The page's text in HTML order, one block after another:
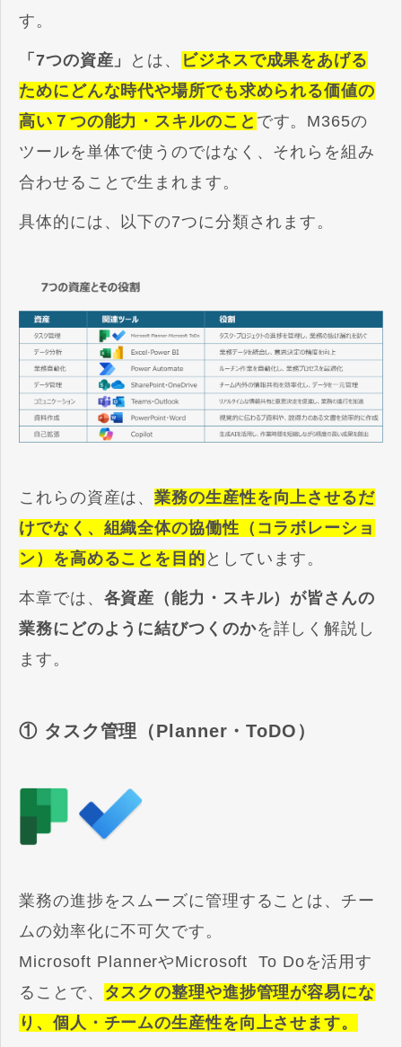
す。
「7つの資産」 とは、
ビジネスで成果をあげる
ためにどんな時代や場所でも求められる価値の
高い７つの能力・スキルのこと です。 M365の
ツールを単体で使うのではなく、それらを組み
合わせることで生まれます 。
具体的には、以下の7つに分類されます。
これらの資産は、業務の生産性を向上させるだ
けでなく、組織全体の協働性（コラボレーショ
ン）を高めることを目的 としています。
本章では、 各資産（能力・スキル）が皆さんの
業務にどのように結びつくのかを詳しく解説し
ます。
① タスク管理（Planner・ToDO）
業務の進捗をスムーズに管理することは、チー
ムの効率化に不可欠です。
Microsoft PlannerやMicrosoft To Doを活用す
ることで、
タスクの整理や進捗管理が容易にな
り、個人・チームの生産性を向上させます。